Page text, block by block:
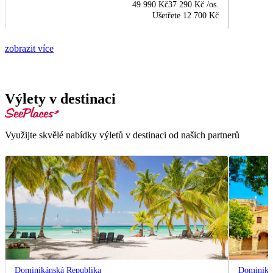
49 990 Kč37 290 Kč /os.
Ušetřete 12 700 Kč
zobrazit více
Výlety v destinaci
Využijte skvělé nabídky výletů v destinaci od našich partnerů
Dominikánská Republika